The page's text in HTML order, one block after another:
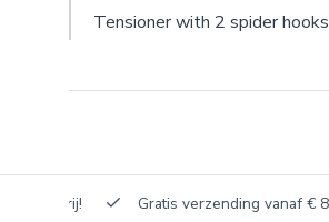
Tensioner with 2 spider hooks
Gratis verzending vanaf € 800,-